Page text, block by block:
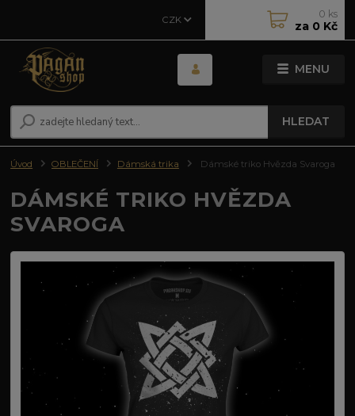
MENU
CZK
HLEDAT
0 ks
za 0 Kč
Úvod OBLEČENÍ Dámská trika Dámské triko Hvězda Svaroga
DÁMSKÉ TRIKO HVĚZDA
SVAROGA